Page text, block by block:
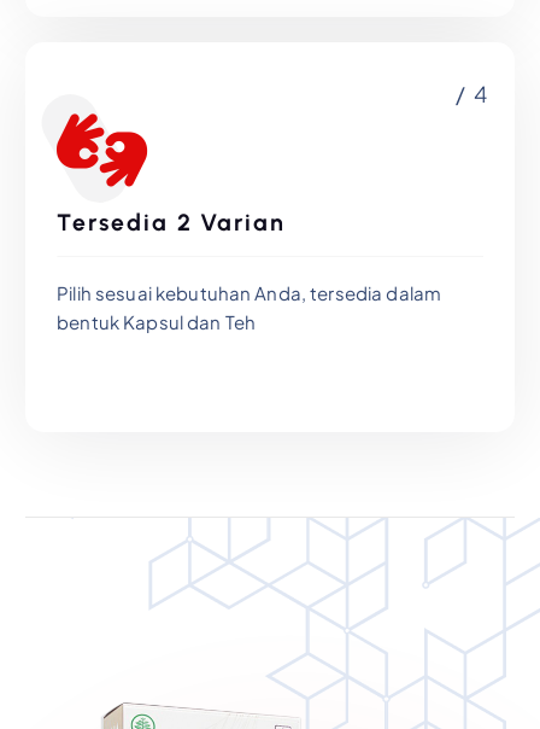
/ 4
Tersedia 2 Varian
Pilih sesuai kebutuhan Anda, tersedia dalam
bentuk Kapsul dan Teh